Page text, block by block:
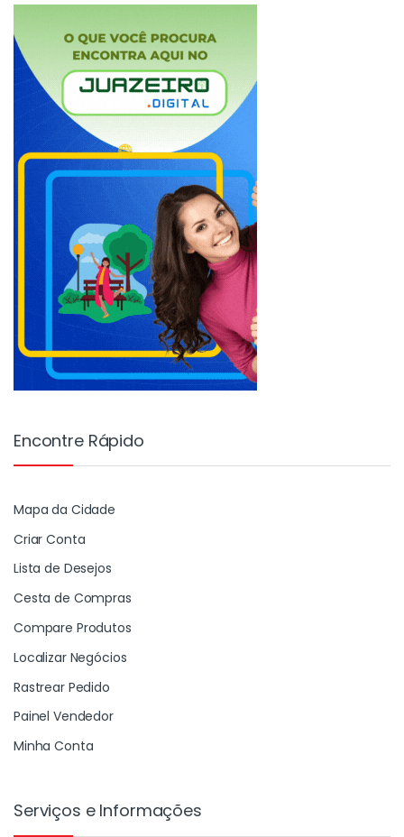
Encontre Rápido
Mapa da Cidade
Criar Conta
Lista de Desejos
Cesta de Compras
Compare Produtos
Localizar Negócios
Rastrear Pedido
Painel Vendedor
Minha Conta
Serviços e Informações